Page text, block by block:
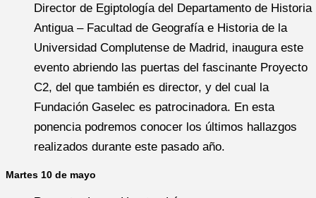
Director de Egiptología del Departamento de Historia
Antigua – Facultad de Geografía e Historia de la
Universidad Complutense de Madrid, inaugura este
evento abriendo las puertas del fascinante Proyecto
C2, del que también es director, y del cual la
Fundación Gaselec es patrocinadora. En esta
ponencia podremos conocer los últimos hallazgos
realizados durante este pasado año.
Martes 10 de mayo